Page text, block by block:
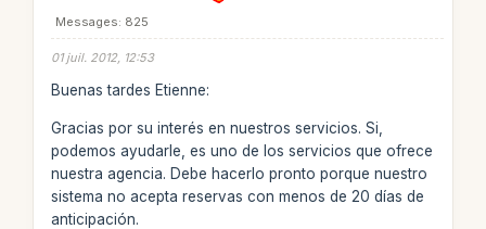
Messages: 825
01 juil. 2012, 12:53
Buenas tardes Etienne:
Gracias por su interés en nuestros servicios. Si,
podemos ayudarle, es uno de los servicios que ofrece
nuestra agencia. Debe hacerlo pronto porque nuestro
sistema no acepta reservas con menos de 20 días de
anticipación.